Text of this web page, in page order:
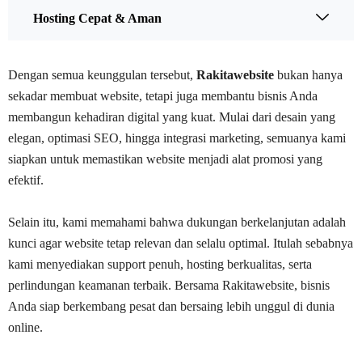
Hosting Cepat & Aman
Dengan semua keunggulan tersebut, Rakitawebsite bukan hanya
sekadar membuat website, tetapi juga membantu bisnis Anda
membangun kehadiran digital yang kuat. Mulai dari desain yang
elegan, optimasi SEO, hingga integrasi marketing, semuanya kami
siapkan untuk memastikan website menjadi alat promosi yang
efektif.
Selain itu, kami memahami bahwa dukungan berkelanjutan adalah
kunci agar website tetap relevan dan selalu optimal. Itulah sebabnya
kami menyediakan support penuh, hosting berkualitas, serta
perlindungan keamanan terbaik. Bersama Rakitawebsite, bisnis
Anda siap berkembang pesat dan bersaing lebih unggul di dunia
online.